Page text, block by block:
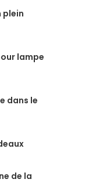
plein
lampe
dans le
de la